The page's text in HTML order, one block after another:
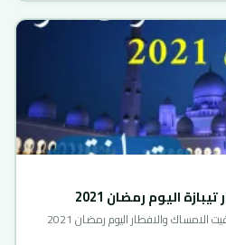
اليوم رمضان 2021
تقبل الله صيامكم ، نقدم لكم مواقيت الامساك والافطار اليوم رمضان 2021